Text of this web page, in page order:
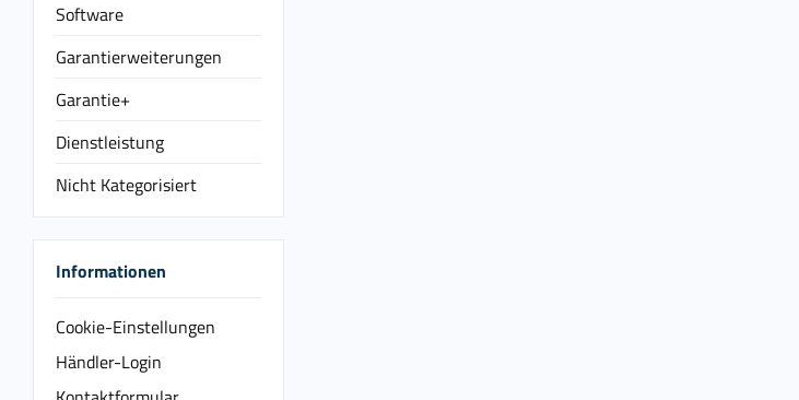
Software
Garantierweiterungen
Garantie+
Dienstleistung
Nicht Kategorisiert
Informationen
Cookie-Einstellungen
Händler-Login